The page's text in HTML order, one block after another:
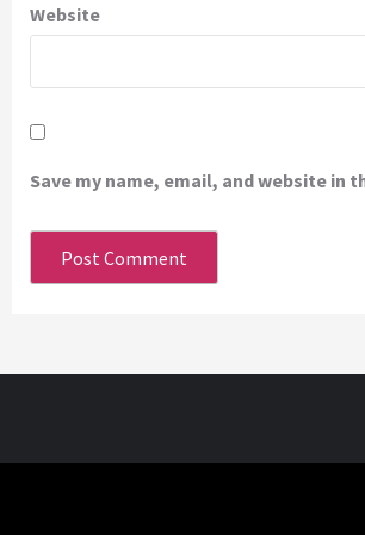
Website
Save my name, email, and website